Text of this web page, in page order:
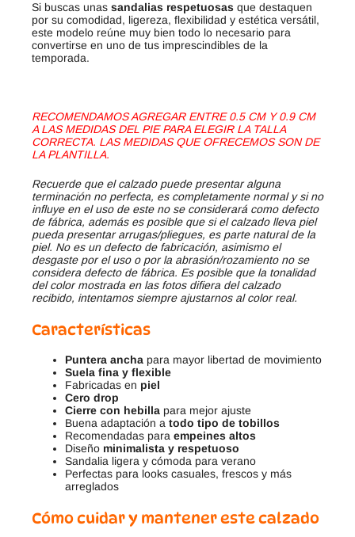
Si buscas unas sandalias respetuosas que destaquen
por su comodidad, ligereza, flexibilidad y estética versátil,
este modelo reúne muy bien todo lo necesario para
convertirse en uno de tus imprescindibles de la
temporada.
RECOMENDAMOS AGREGAR ENTRE 0.5 CM Y 0.9 CM
A LAS MEDIDAS DEL PIE PARA ELEGIR LA TALLA
CORRECTA. LAS MEDIDAS QUE OFRECEMOS SON DE
LA PLANTILLA.
Recuerde que el calzado puede presentar alguna
terminación no perfecta, es completamente normal y si no
influye en el uso de este no se considerará como defecto
de fábrica, además es posible que si el calzado lleva piel
pueda presentar arrugas/pliegues, es parte natural de la
piel. No es un defecto de fabricación, asimismo el
desgaste por el uso o por la abrasión/rozamiento no se
considera defecto de fábrica. Es posible que la tonalidad
del color mostrada en las fotos difiera del calzado
recibido, intentamos siempre ajustarnos al color real.
Características
Puntera ancha para mayor libertad de movimiento
Suela fina y flexible
Fabricadas en piel
Cero drop
Cierre con hebilla para mejor ajuste
Buena adaptación a todo tipo de tobillos
Recomendadas para empeines altos
Diseño minimalista y respetuoso
Sandalia ligera y cómoda para verano
Perfectas para looks casuales, frescos y más
arreglados
Cómo cuidar y mantener este calzado